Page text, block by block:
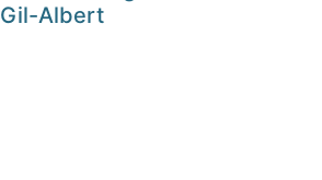
Albert